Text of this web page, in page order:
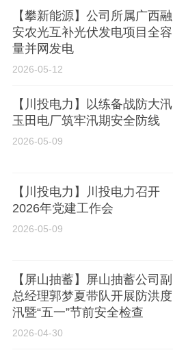
【攀新能源】公司所属广西融
安农光互补光伏发电项目全容
量并网发电
2026-05-12
【川投电力】以练备战防大汛
玉田电厂筑牢汛期安全防线
2026-05-09
【川投电力】川投电力召开
2026年党建工作会
2026-05-09
【屏山抽蓄】屏山抽蓄公司副
总经理郭梦夏带队开展防洪度
汛暨“五一”节前安全检查
2026-04-30